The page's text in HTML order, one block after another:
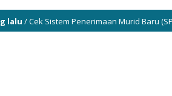
Sistem Penerimaan Murid Baru (SPMB)